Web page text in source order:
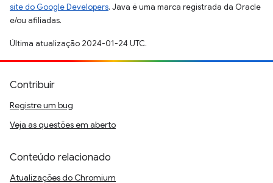
site do Google Developers. Java é uma marca registrada da Oracle
e/ou afiliadas.
Última atualização 2024-01-24 UTC.
Contribuir
Registre um bug
Veja as questões em aberto
Conteúdo relacionado
Atualizações do Chromium